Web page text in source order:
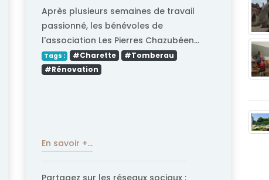
Après plusieurs semaines de travail
passionné, les bénévoles de
l'association Les Pierres Chazubéen...
Tags : #Charette
#Tomberau
#Rénovation
En savoir +...
Partagez sur les réseaux sociaux :